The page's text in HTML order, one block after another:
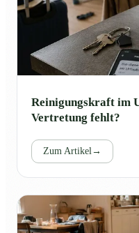
Reinigungskraft im
Vertretung fehlt?
Zum Artikel →